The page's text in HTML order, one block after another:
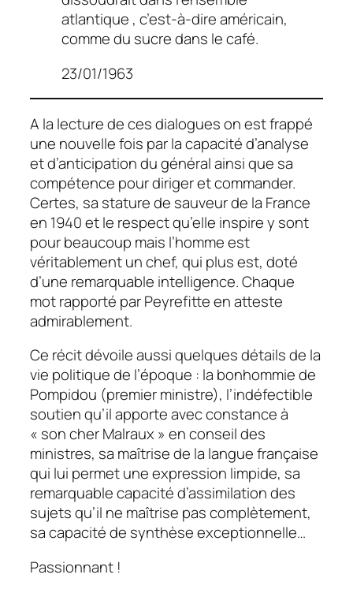
atlantique , c’est-à-dire américain,
comme du sucre dans le café.
23/01/1963
A la lecture de ces dialogues on est frappé
une nouvelle fois par la capacité d’analyse
et d’anticipation du général ainsi que sa
compétence pour diriger et commander.
Certes, sa stature de sauveur de la France
en 1940 et le respect qu’elle inspire y sont
pour beaucoup mais l’homme est
véritablement un chef, qui plus est, doté
d’une remarquable intelligence. Chaque
mot rapporté par Peyrefitte en atteste
admirablement.
Ce récit dévoile aussi quelques détails de la
vie politique de l’époque : la bonhommie de
Pompidou (premier ministre), l’indéfectible
soutien qu’il apporte avec constance à
« son cher Malraux » en conseil des
ministres, sa maîtrise de la langue française
qui lui permet une expression limpide, sa
remarquable capacité d’assimilation des
sujets qu’il ne maîtrise pas complètement,
sa capacité de synthèse exceptionnelle…
Passionnant !